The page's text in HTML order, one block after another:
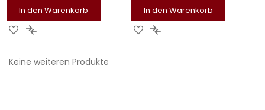
In den Warenkorb
ZUR
HINZUFÜGEN
ZUR
HINZUFÜGEN
In den Warenkorb
ZURZUR
Keine weiteren Produkte